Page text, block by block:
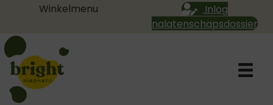
Winkelmenu
Inlog
nalatenschapsdossier